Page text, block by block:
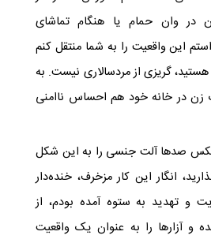
در وان حمام یا هنگام تماشای
این واقعیت را به شما منتقل کنم
گریزی از مردسالاری نیست. به
در خانه خود هم احساس ناامنی
صدها آلت جنسی را به این شکل
انگار این کار مزخرف، خنده‌دار
و تهدید به ستوه آمده بودم، از
و آزارها را به عنوان یک واقعیت